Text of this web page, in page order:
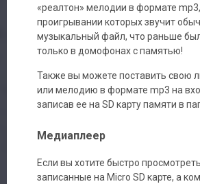
«реалтон» мелодии в формате
проигрывании которых звучит
музыкальный файл, что раньше
только в домофонах с памятью!
Также вы можете поставить свою
или мелодию в формате mp3 на
записав ее на SD карту памяти в
Медиаплеер
Если вы хотите быстро
записанные на Micro SD карте, а